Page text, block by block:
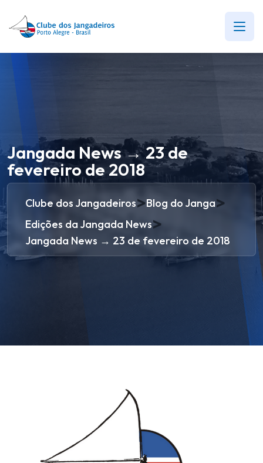
Jangada News → 23 de
fevereiro de 2018
Clube dos Jangadeiros>Blog do Janga>
Edições da Jangada News>
Jangada News → 23 de fevereiro de 2018